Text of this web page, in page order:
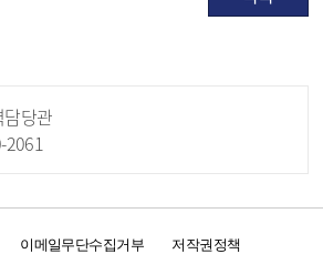
당관
2061
이메일무단수집거부
저작권정책